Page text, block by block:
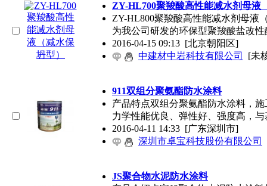
ZY-HL700聚羧酸高性能减水剂母液
ZY-HL800聚羧酸高性能减水剂母液
为我公司研发的环保型聚羧酸盐改
2016-04-15 09:13 [北京朝阳区]
中建材中岩科技有限公司
[未
911双组分聚氨酯防水涂料
产品特点双组分聚氨酯防水涂料，
力学性能优良、弹性好、强度高，与
2016-04-11 14:33 [广东深圳市]
深圳市卓宝科技股份有限公司
JS聚合物水泥防水涂料